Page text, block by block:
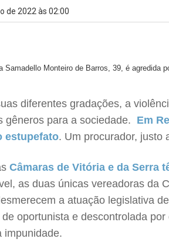
de 2022 às 02:00
Samadello Monteiro de Barros, 39, é
diferentes gradações, a
gêneros para a sociedade. Em
estupefato. Um procurador, justo
Câmaras de Vitória e da Serra
as duas únicas vereadoras da
a atuação legislativa
oportunista e descontrolada
impunidade.